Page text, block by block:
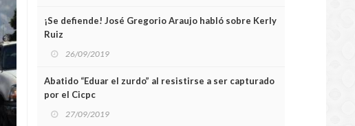
¡Se defiende! José Gregorio Araujo habló sobre Kerly
Ruiz
26/09/2019
Abatido “Eduar el zurdo” al resistirse a ser capturado
por el Cicpc
27/09/2019